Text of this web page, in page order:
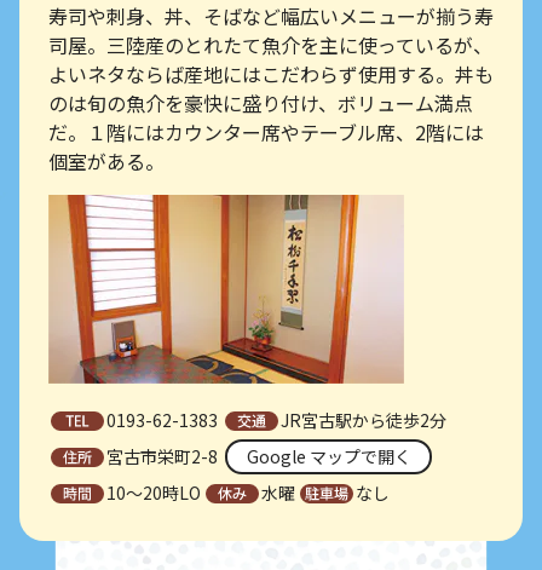
寿司や刺身、丼、そばなど幅広いメニューが揃う寿
司屋。三陸産のとれたて魚介を主に使っているが、
よいネタならば産地にはこだわらず使用する。丼も
のは旬の魚介を豪快に盛り付け、ボリューム満点
だ。１階にはカウンター席やテーブル席、2階には
個室がある。
0193-62-1383
JR宮古駅から徒歩2分
宮古市栄町2-8
Google マップで開く
10～20時LO
水曜 なし